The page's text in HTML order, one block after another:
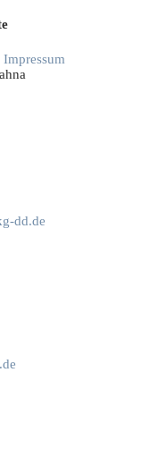
dd.de
Impressum